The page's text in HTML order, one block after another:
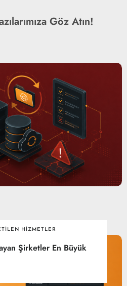
Göz Atın!
HIZMETLER
Şirketler En Büyük